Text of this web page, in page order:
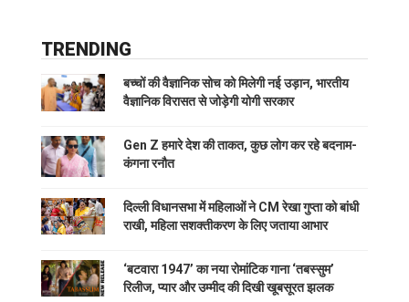
TRENDING
बच्चों की वैज्ञानिक सोच को मिलेगी नई उड़ान, भारतीय
वैज्ञानिक विरासत से जोड़ेगी योगी सरकार
Gen Z हमारे देश की ताकत, कुछ लोग कर रहे बदनाम-
कंगना रनौत
दिल्ली विधानसभा में महिलाओं ने CM रेखा गुप्ता को बांधी
राखी, महिला सशक्तीकरण के लिए जताया आभार
‘बटवारा 1947’ का नया रोमांटिक गाना ‘तबस्सुम’
रिलीज, प्यार और उम्मीद की दिखी खूबसूरत झलक